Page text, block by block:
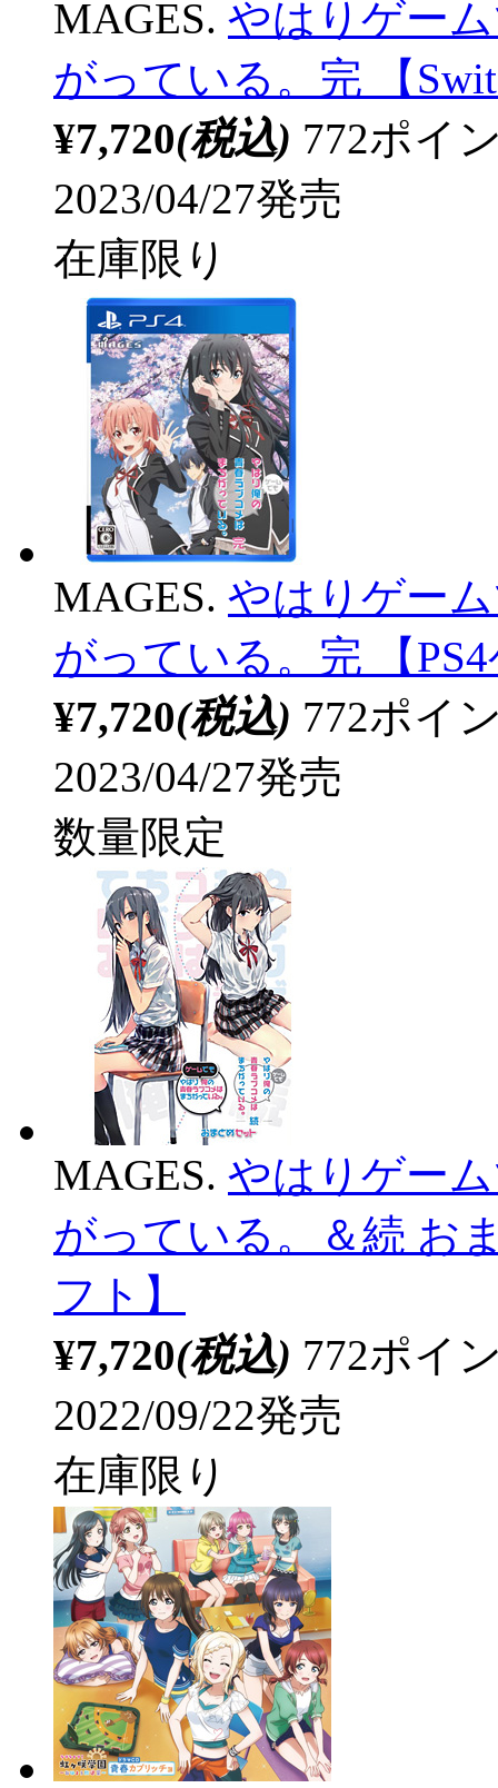
MAGES. やはりゲー
がっている。完 【
¥7,720(税込) 772ポイ
2023/04/27発売
在庫限り
MAGES. やはりゲー
がっている。完 【
¥7,720(税込) 772ポイ
2023/04/27発売
数量限定
MAGES. やはりゲー
がっている。＆続 お
フト】
¥7,720(税込) 772ポイ
2022/09/22発売
在庫限り